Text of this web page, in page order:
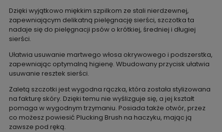
Dzięki wyjątkowo miękkim szpilkom ze stali nierdzewnej,
zapewniającym delikatną pielęgnację sierści, szczotka ta
nadaje się do pielęgnacji psów o krótkiej, średniej i długiej
sierści.
Ułatwia usuwanie martwego włosa okrywowego i podszerstka,
zapewniając optymalną higienę. Wbudowany przycisk ułatwia
usuwanie resztek sierści.
Zaletą szczotki jest wygodna rączka, która została stylizowana
na fakturę skóry. Dzięki temu nie wyślizguje się, a jej kształt
pomaga w wygodnym trzymaniu. Posiada także otwór, przez
co możesz powiesić Plucking Brush na haczyku, mając ją
zawsze pod ręką.